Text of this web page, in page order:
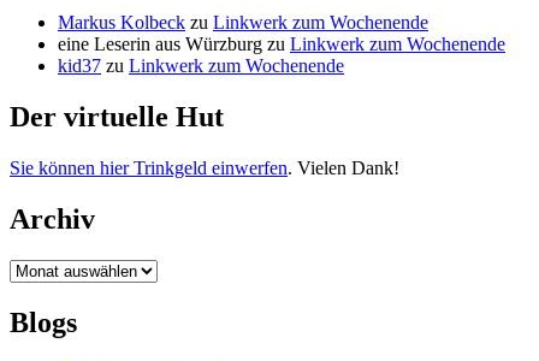
Markus Kolbeck zu Linkwerk zum Wochenende
eine Leserin aus Würzburg zu Linkwerk zum Wochenende
kid37 zu Linkwerk zum Wochenende
Der virtuelle Hut
Sie können hier Trinkgeld einwerfen. Vielen Dank!
Archiv
Archiv
Blogs